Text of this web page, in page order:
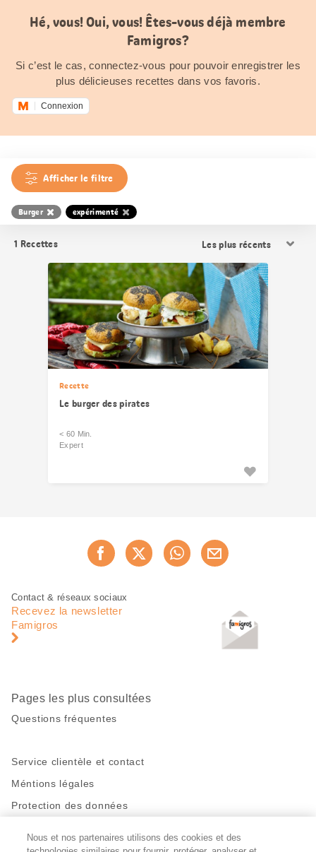
Hé, vous! Oui, vous! Êtes-vous déjà membre
Famigros?
Si c’est le cas, connectez-vous pour pouvoir enregistrer les
plus délicieuses recettes dans vos favoris.
Connexion
Afficher le filtre
Burger expérimenté
1 Recettes
les
résultats
Recette
Le burger des pirates
< 60 Min.
Expert
Recommander maintenant
Pied
page
Navigation
pied
Contact & réseaux sociaux
Recevez la newsletter
Famigros
Pages les plus consultées
Questions fréquentes
Service clientèle et contact
Méntions légales
Protection des données
Restez en contact!
Nous et nos partenaires utilisons des cookies et des